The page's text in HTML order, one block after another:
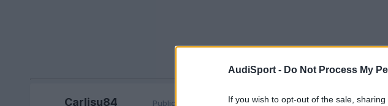
AudiSport - Do Not Process My
If you wish to opt-out of the sale,
Carlisu84 Publicado 30 de Septiembre del 2024